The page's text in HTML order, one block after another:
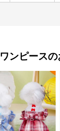
ワンピースの